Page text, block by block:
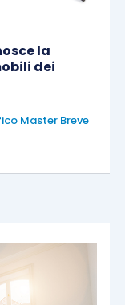
la
dei
Master Breve